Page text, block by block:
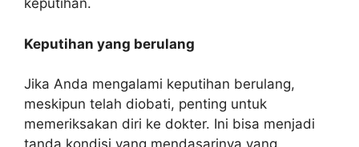
keputihan.
Keputihan yang berulang
Jika Anda mengalami keputihan berulang,
meskipun telah diobati, penting untuk
memeriksakan diri ke dokter. Ini bisa menjadi
tanda kondisi yang mendasarinya yang